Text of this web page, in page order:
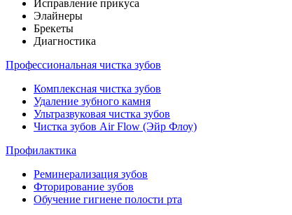
Исправление прикуса
Элайнеры
Брекеты
Диагностика
Профессиональная чистка зубов
Комплексная чистка зубов
Удаление зубного камня
Ультразвуковая чистка зубов
Чистка зубов Air Flow (Эйр Флоу)
Профилактика
Реминерализация зубов
Фторирование зубов
Обучение гигиене полости рта